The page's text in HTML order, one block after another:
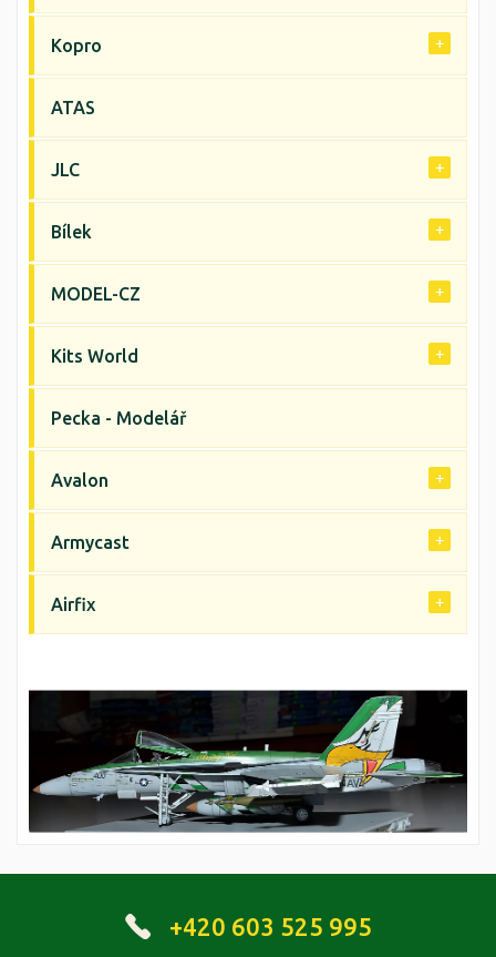
Kopro
ATAS
JLC
Bílek
MODEL-CZ
Kits World
Pecka - Modelář
Avalon
Armycast
Airfix
+420 603 525 995